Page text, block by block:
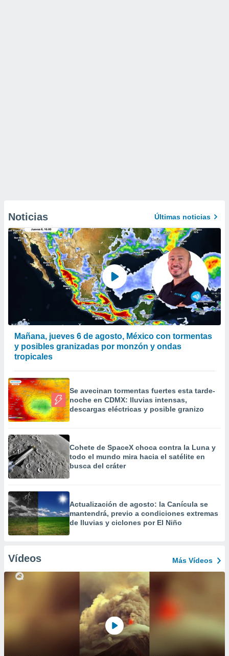
Noticias Últimas noticias
Mañana, jueves 6 de agosto, México con tormentas
y posibles granizadas por monzón y ondas
tropicales
Se avecinan tormentas fuertes esta tarde-
noche en CDMX: lluvias intensas,
descargas eléctricas y posible granizo
Cohete de SpaceX choca contra la Luna y
todo el mundo mira hacia el satélite en
busca del cráter
Actualización de agosto: la Canícula se
mantendrá, previo a condiciones extremas
de lluvias y ciclones por El Niño
Vídeos Más Vídeos